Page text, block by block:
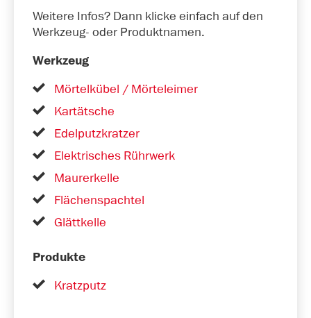
Weitere Infos? Dann klicke einfach auf den
Werkzeug- oder Produktnamen.
Werkzeug
Mörtelkübel / Mörteleimer
Kartätsche
Edelputzkratzer
Elektrisches Rührwerk
Maurerkelle
Flächenspachtel
Glättkelle
Produkte
Kratzputz